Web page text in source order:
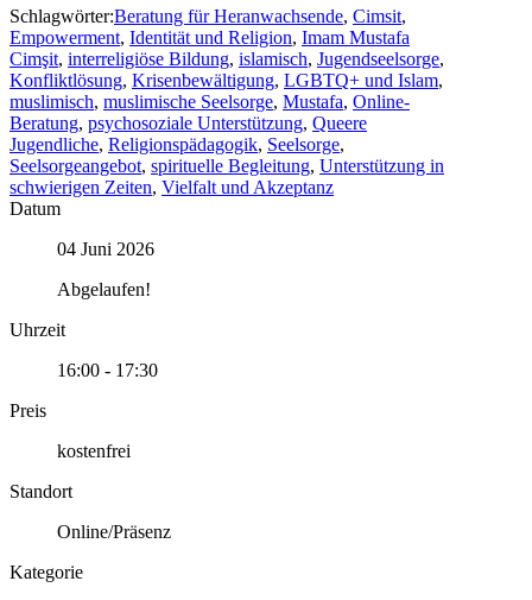
Schlagwörter:Beratung für Heranwachsende, Cimsit,
Empowerment, Identität und Religion, Imam Mustafa
Cimşit, interreligiöse Bildung, islamisch, Jugendseelsorge,
Konfliktlösung, Krisenbewältigung, LGBTQ+ und Islam,
muslimisch, muslimische Seelsorge, Mustafa, Online-
Beratung, psychosoziale Unterstützung, Queere
Jugendliche, Religionspädagogik, Seelsorge,
Seelsorgeangebot, spirituelle Begleitung, Unterstützung in
schwierigen Zeiten, Vielfalt und Akzeptanz
Datum
04 Juni 2026
Abgelaufen!
Uhrzeit
16:00 - 17:30
Preis
kostenfrei
Standort
Online/Präsenz
Kategorie